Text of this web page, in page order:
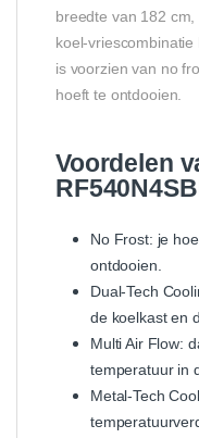
breedte van 182
koel-
is voorzien van no
hoeft te ontdooien.
Voordelen
No Frost: je
ontdooien.
Dual-Tech
de koelkast en
Multi Air Flow:
temperatuur in
Metal-Tech